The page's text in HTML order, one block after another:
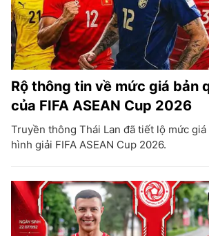
Rộ thông tin về mức giá bản
của FIFA ASEAN Cup 2026
Truyền thông Thái Lan đã tiết lộ mức
hình giải FIFA ASEAN Cup 2026.